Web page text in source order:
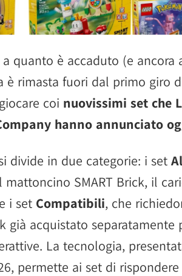
quanto è accaduto (e ancora
è rimasta fuori dal primo giro
coi nuovissimi set che
hanno annunciato
divide in due categorie: i set
SMART Brick, il
i set Compatibili, che
già acquistato separatamente
La tecnologia,
permette ai set di